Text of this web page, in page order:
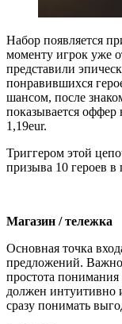
Набор появляется
моменту игрок уже
представили
понравившихся
шансом, после
показывается оффер
1,19eur.
Триггером этой
призыва 10 героев в
Магазин / тележка
Основная точка
предложений.
простота
должен интуитивно
сразу понимать